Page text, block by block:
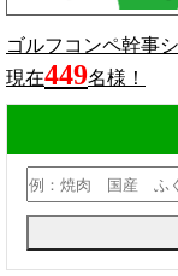
ゴルフコンペ幹事
現在449名様！